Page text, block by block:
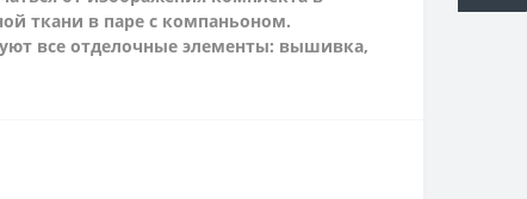
ткани в паре с компаньоном.
все отделочные элементы: вышивка,